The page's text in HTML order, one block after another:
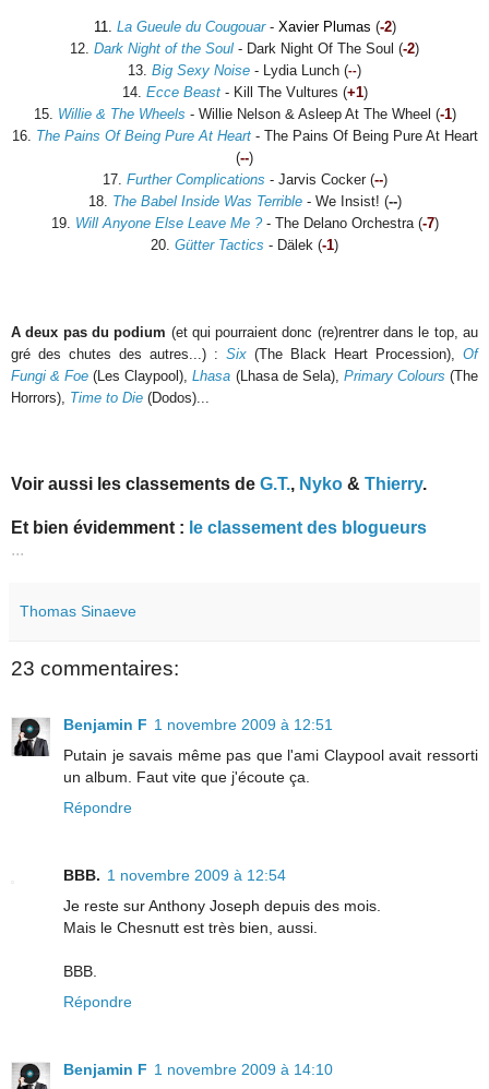
11. La Gueule du Cougouar- Xavier Plumas (-2)
12. Dark Night of the Soul - Dark Night Of The Soul (-2)
13. Big Sexy Noise - Lydia Lunch (--)
14. Ecce Beast- Kill The Vultures (+1)
15. Willie & The Wheels - Willie Nelson & Asleep At The Wheel (-1)
16. The Pains Of Being Pure At Heart- The Pains Of Being Pure At Heart
(--)
17. Further Complications - Jarvis Cocker (--)
18. The Babel Inside Was Terrible- We Insist! (--)
19. Will Anyone Else Leave Me ?- The Delano Orchestra (-7)
20. Gütter Tactics - Dälek (-1)
A deux pas du podium (et qui pourraient donc (re)rentrer dans le top, au
gré des chutes des autres...) : Six (The Black Heart Procession), Of
Fungi & Foe (Les Claypool),Lhasa (Lhasa de Sela), Primary Colours (The
Horrors) Time to Die (Dodos)
Voir aussi les classements de G.T., Nyko & Thierry.
Et bien évidemment : le classement des blogueurs
...
Thomas Sinaeve
23 commentaires:
Benjamin F 1 novembre 2009 à 12:51
Putain je savais même pas que l'ami Claypool avait ressorti
un album. Faut vite que j'écoute ça.
Répondre
BBB. 1 novembre 2009 à 12:54
Je reste sur Anthony Joseph depuis des mois.
Mais le Chesnutt est très bien, aussi.
BBB.
Répondre
Benjamin F 1 novembre 2009 à 14:10